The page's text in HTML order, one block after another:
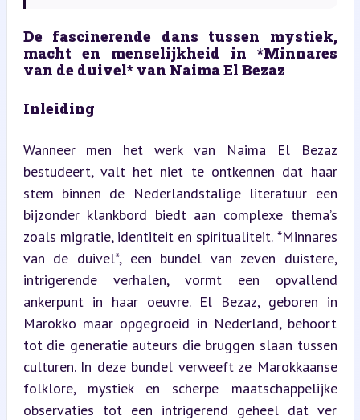
De fascinerende dans tussen mystiek,
macht en menselijkheid in *Minnares
van de duivel* van Naima El Bezaz
Inleiding
Wanneer men het werk van Naima El Bezaz
bestudeert, valt het niet te ontkennen dat haar
stem binnen de Nederlandstalige literatuur een
bijzonder klankbord biedt aan complexe thema’s
zoals migratie, identiteit en spiritualiteit. *Minnares
van de duivel*, een bundel van zeven duistere,
intrigerende verhalen, vormt een opvallend
ankerpunt in haar oeuvre. El Bezaz, geboren in
Marokko maar opgegroeid in Nederland, behoort
tot die generatie auteurs die bruggen slaan tussen
culturen. In deze bundel verweeft ze Marokkaanse
folklore, mystiek en scherpe maatschappelijke
observaties tot een intrigerend geheel dat ver